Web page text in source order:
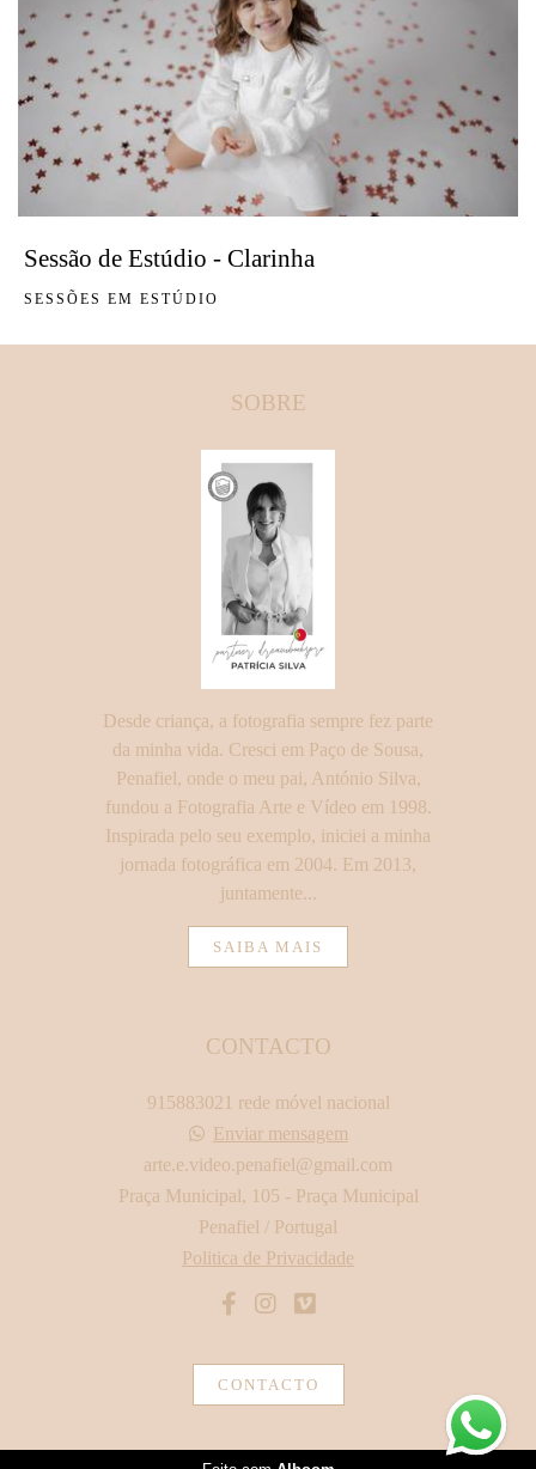
Sessão de Estúdio - Clarinha
SESSÕES EM ESTÚDIO
SOBRE
Desde criança, a fotografia sempre fez parte
da minha vida. Cresci em Paço de Sousa,
Penafiel, onde o meu pai, António Silva,
fundou a Fotografia Arte e Vídeo em 1998.
Inspirada pelo seu exemplo, iniciei a minha
jornada fotográfica em 2004. Em 2013,
juntamente...
SAIBA MAIS
CONTACTO
915883021 rede móvel nacional
Enviar mensagem
arte.e.video.penafiel@gmail.com
Praça Municipal, 105 - Praça Municipal
Penafiel / Portugal
Politica de Privacidade
CONTACTO